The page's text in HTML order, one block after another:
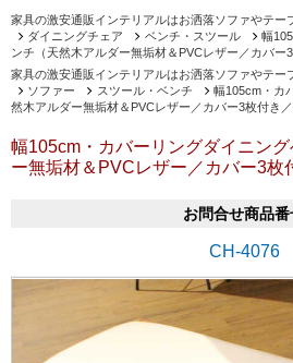
家具の激安通販インテリアルはお洒落ソファやテー
ダイニングチェア
ベンチ・スツール
幅
ンチ（天然木アルダー無垢材＆PVCレザー／カバー3
家具の激安通販インテリアルはお洒落ソファやテー
ソファー
スツール・ベンチ
幅105cm・カ
然木アルダー無垢材＆PVCレザー／カバー3枚付き／
幅105cm・カバーリングダイニン
ー無垢材＆PVCレザー／カバー3枚
お問合せ商品番
CH-4076